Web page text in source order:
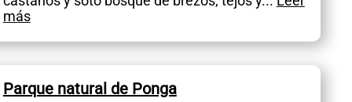
más
Parque natural de Ponga